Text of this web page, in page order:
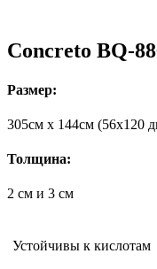
Concreto BQ-
Размер:
305cм x 144cм (56х120
Толщина:
2 см и 3 см
Устойчивы к кислотам